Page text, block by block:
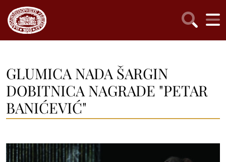
GLUMICA NADA ŠARGIN
DOBITNICA NAGRADE "PETAR
BANIĆEVIĆ"